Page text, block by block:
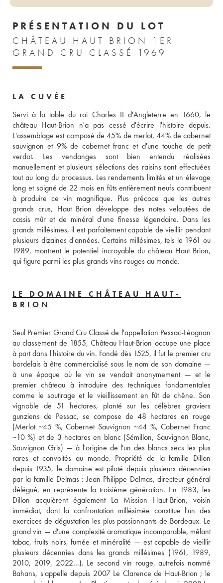
PRÉSENTATION DU LOT
CHÂTEAU HAUT BRION 1ER
GRAND CRU CLASSÉ 1969
LA CUVÉE
Servi à la table du roi Charles II d'Angleterre en 1660, le
château Haut-Brion n'a pas cessé d'écrire l'histoire depuis.
L'assemblage est composé de 45% de merlot, 44% de cabernet
sauvignon et 9% de cabernet franc et d'une touche de petit
verdot. Les vendanges sont bien entendu réalisées
manuellement et plusieurs sélections des raisins sont effectuées
tout au long du processus. Les rendements limités et un élevage
long et soigné de 22 mois en fûts entièrement neufs contribuent
à produire ce vin magnifique. Plus précoce que les autres
grands crus, Haut Brion développe des notes veloutées de
cassis mûr et de minéral d'une finesse légendaire. Dans les
grands millésimes, il est parfaitement capable de vieillir pendant
plusieurs dizaines d'années. Certains millésimes, tels le 1961 ou
1989, montrent le potentiel incroyable du château Haut Brion,
qui figure parmi les plus grands vins rouges au monde.
LE DOMAINE CHÂTEAU HAUT-
BRION
Seul Premier Grand Cru Classé de l'appellation Pessac-Léognan
au classement de 1855, Château Haut-Brion occupe une place
à part dans l'histoire du vin. Fondé dès 1525, il fut le premier cru
bordelais à être commercialisé sous le nom de son domaine —
à une époque où le vin se vendait anonymement — et le
premier château à introduire des techniques fondamentales
comme le soutirage et le vieillissement en fût de chêne. Son
vignoble de 51 hectares, planté sur les célèbres graviers
gunziens de Pessac, se compose de 48 hectares en rouge
(Merlot ~45 %, Cabernet Sauvignon ~44 %, Cabernet Franc
~10 %) et de 3 hectares en blanc (Sémillon, Sauvignon Blanc,
Sauvignon Gris) — à l'origine de l'un des blancs secs les plus
rares et convoités au monde. Propriété de la famille Dillon
depuis 1935, le domaine est piloté depuis plusieurs décennies
par la famille Delmas : Jean-Philippe Delmas, directeur général
délégué, en représente la troisième génération. En 1983, les
Dillon acquièrent également La Mission Haut-Brion, voisin
immédiat, dont la confrontation millésimée constitue l'un des
exercices de dégustation les plus passionnants de Bordeaux. Le
grand vin — d'une complexité aromatique incomparable, mêlant
tabac, fruits noirs, fumée et minéralité — est capable de vieillir
plusieurs décennies dans les grands millésimes (1961, 1989,
2010, 2019, 2022…). Le second vin rouge, autrefois nommé
Bahans, s'appelle depuis 2007 Le Clarence de Haut-Brion ; le